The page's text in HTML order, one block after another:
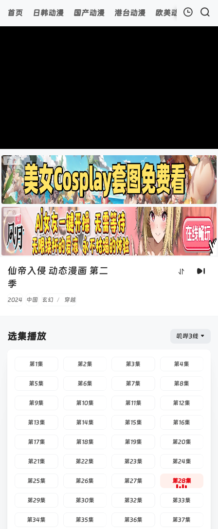
首页 日韩动漫 国产动漫 港台动漫 欧美动漫 动漫
仙帝入侵 动态漫画 第二
季
2024 中国 玄幻 / 穿越
选集播放 叽哔3线
第1集 第2集 第3集 第4集
第5集 第6集 第7集 第8集
第9集 第10集 第11集 第12集
第13集 第14集 第15集 第16集
第17集 第18集 第19集 第20集
第21集 第22集 第23集 第24集
第25集 第26集 第27集 第28集
第29集 第30集 第32集 第33集
第34集 第35集 第36集 第37集